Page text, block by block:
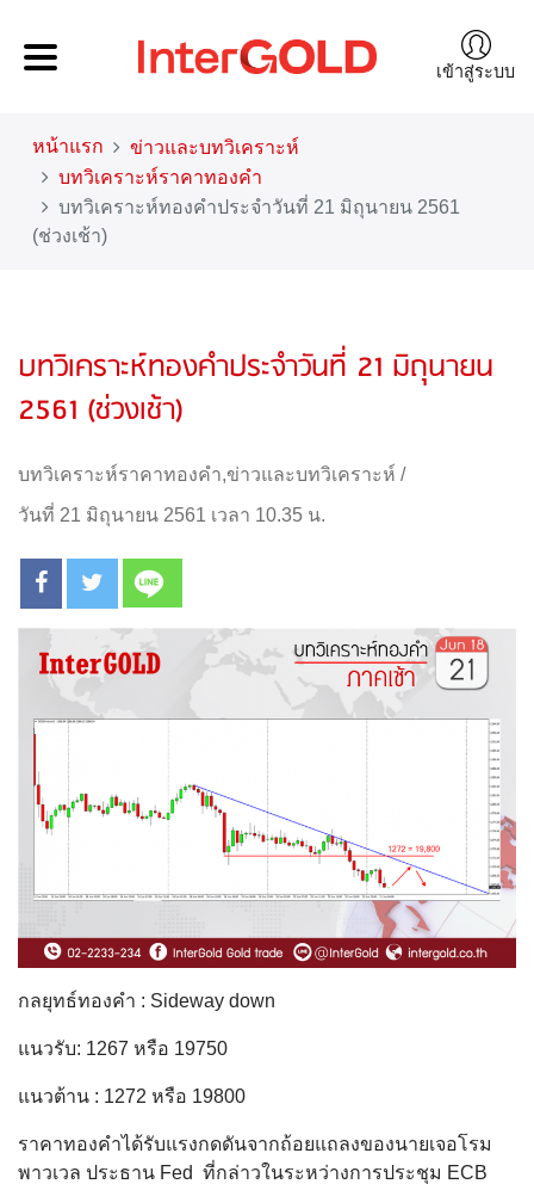
เข้าสู่ระบบ
หน้าแรก
ข่าวและบทวิเคราะห์
บทวิเคราะห์ราคาทองคำ
บทวิเคราะห์ทองคำประจำวันที่ 21 มิถุนายน 2561
(ช่วงเช้า)
บทวิเคราะห์ทองคำประจำวันที่ 21 มิถุนายน
2561 (ช่วงเช้า)
บทวิเคราะห์ราคาทองคำ,ข่าวและบทวิเคราะห์ /
วันที่ 21 มิถุนายน 2561 เวลา 10.35 น.
กลยุทธ์ทองคำ : Sideway down
แนวรับ: 1267 หรือ 19750
แนวต้าน : 1272 หรือ 19800
ราคาทองคําได้รับแรงกดดันจากถ้อยแถลงของนายเจอโรม
พาวเวล ประธาน Fed ที่กล่าวในระหว่างการประชุม ECB